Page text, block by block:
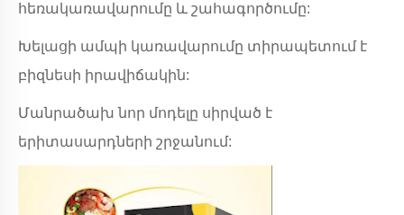
հեռակառավարումը և շահագործումը:
Խելացի ամպի կառավարումը տիրապետում է
բիզնեսի իրավիճակին:
Մանրածախ նոր մոդելը սիրված է
երիտասարդների շրջանում: